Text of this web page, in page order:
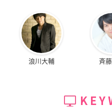
浪川大輔 斉